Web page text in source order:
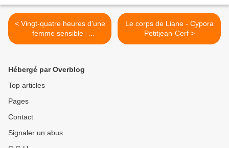
< Vingt-quatre heures d'une
femme sensible -
Constance de Salm (1824)
Le corps de Liane - Cypora
Petitjean-Cerf >
Hébergé par Overblog
Top articles
Pages
Contact
Signaler un abus